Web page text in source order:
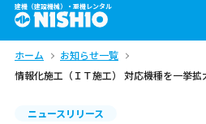
建機（建設機械）・重機レンタル
商品一覧
問合せ依頼リスト
ホーム
お知らせ一覧
情報化施工（ＩＴ施工） 対応機種を一挙拡
ニュースリリース